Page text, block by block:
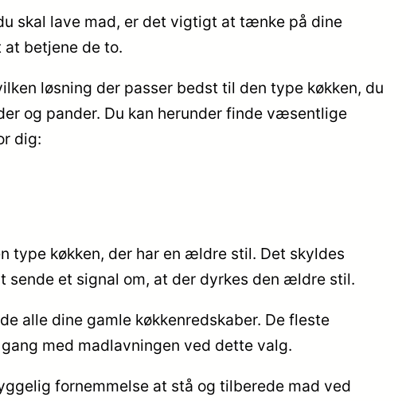
skal lave mad, er det vigtigt at tænke på dine
betjene de to.
løsning der passer bedst til den type køkken, du
og pander. Du kan herunder finde væsentlige
dig:
type køkken, der har en ældre stil. Det skyldes
et signal om, at der dyrkes den ældre stil.
alle dine gamle køkkenredskaber. De fleste
med madlavningen ved dette valg.
fornemmelse at stå og tilberede mad ved